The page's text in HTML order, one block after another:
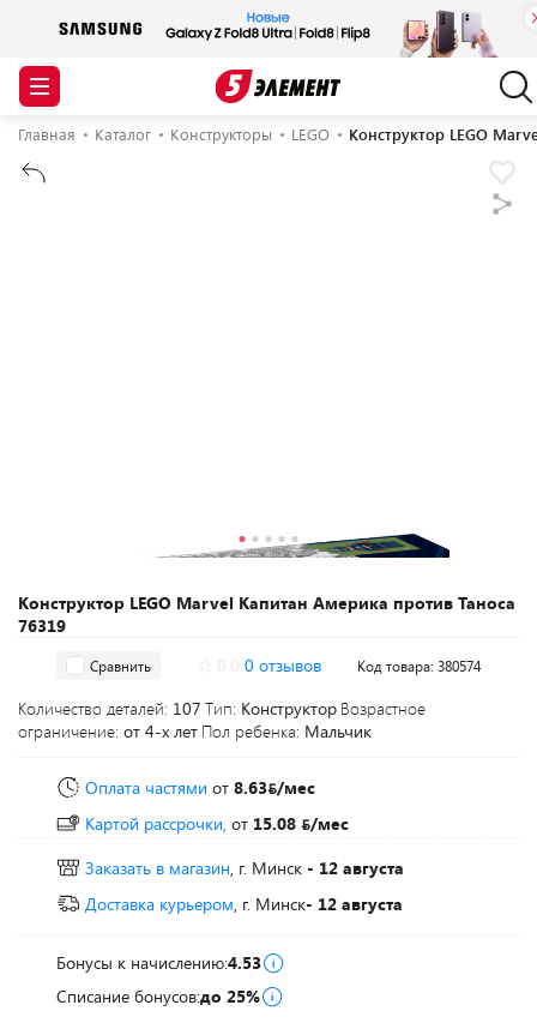
Главная Каталог Конструкторы LEGO Конструктор LEGO
Конструктор LEGO Marvel Капитан Америка против Таноса
76319
Сравнить 0 отзывов Код товара: 380574
Количество деталей: 107 Тип: Конструктор Возрастное
ограничение: от 4-х лет Пол ребенка: Мальчик
Оплата частями от 8.63 /мес
Картой рассрочки, от 15.08
/мес
Заказать в магазин, г. Минск - 12 августа
Доставка курьером, г. Минск- 12 августа
Бонусы к начислению:4.53
Списание бонусов:до 25%